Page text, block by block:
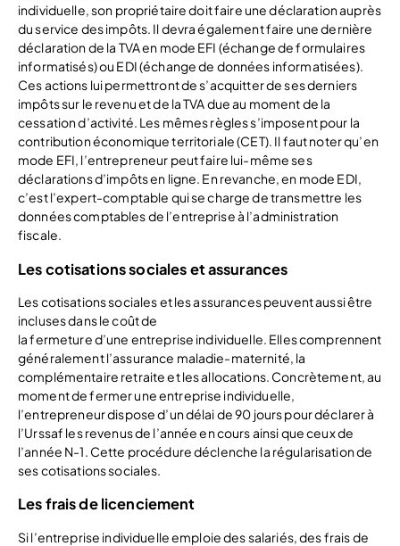
individuelle, son propriétaire doit faire une déclaration auprès
du service des impôts. Il devra également faire une dernière
déclaration de la TVA en mode EFI (échange de formulaires
informatisés) ou EDI (échange de données informatisées).
Ces actions lui permettront de s’acquitter de ses derniers
impôts sur le revenu et de la TVA due au moment de la
cessation d’activité. Les mêmes règles s’imposent pour la
contribution économique territoriale (CET). Il faut noter qu’en
mode EFI, l’entrepreneur peut faire lui-même ses
déclarations d’impôts en ligne. En revanche, en mode EDI,
c’est l’expert-comptable qui se charge de transmettre les
données comptables de l’entreprise à l’administration
fiscale.
Les cotisations sociales et assurances
Les cotisations sociales et les assurances peuvent aussi être
incluses dans le coût de
la fermeture d’une entreprise individuelle. Elles comprennent
généralement l’assurance maladie-maternité, la
complémentaire retraite et les allocations. Concrètement, au
moment de fermer une entreprise individuelle,
l’entrepreneur dispose d’un délai de 90 jours pour déclarer à
l’Urssaf les revenus de l’année en cours ainsi que ceux de
l’année N-1. Cette procédure déclenche la régularisation de
ses cotisations sociales.
Les frais de licenciement
Si l’entreprise individuelle emploie des salariés, des frais de